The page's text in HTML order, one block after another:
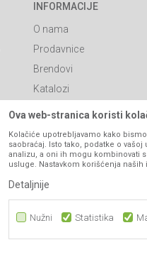
INFORMACIJE
O nama
Prodavnice
Brendovi
Katalozi
Saradnja
Blog
Najčešća pitanja
Kontakt
B2B Portal
Ova web-stranica koristi
Kolačiće upotrebljavamo kako
saobraćaj. Isto tako, podatke o
analizu, a oni ih mogu kombinovati
usluge. Nastavkom korišćenja
Detaljnije
Nužni Statistika